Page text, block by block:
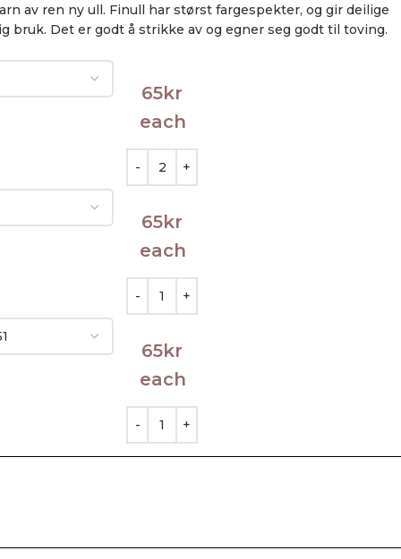
av ren ny ull. Finull har størst fargespekter, og gir deilige
bruk. Det er godt å strikke av og egner seg godt til toving.
65kr
each
65kr
each
65kr
each